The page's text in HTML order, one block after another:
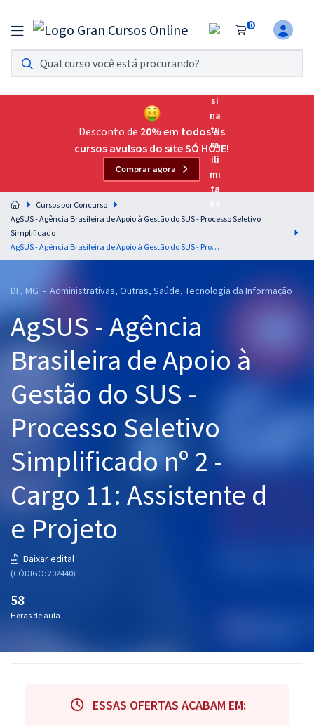
0
Assinatura Ilimitada 11
Acesso a todos os cursos. Teste grátis por 7 dias!
Assinatura OAB Até Passar
Acesso ilimitado a toda preparação para o Exame da
Residências Multiprofissionais
Preparação completa e intensiva para as principais
residências em saúde do Brasil
Concursos
Pós
Graduação
OAB
Mentorias
Questões grátis
Conteúdo gratuito
Desconto de 20% em todos os
cursos avulsos do site SÓ HOJE!
Comprar agora
Cursos por Concurso
AgSUS - Agência Brasileira de Apoio à Gestão do SUS - Processo Seletivo
Simplificado
AgSUS - Agência Brasileira de Apoio à Gestão do SUS - Processo Seletivo Simplificado nº 2 - Cargo 11: Assistente de Projeto
DF, MG - Administrativas, Outras, Saúde, Tecnologia da Informação
AgSUS - Agência
Brasileira de Apoio à
Gestão do SUS -
Processo Seletivo
Simplificado nº 2 -
Cargo 11: Assistente d
e Projeto
Baixar edital
(CÓDIGO: 202440)
58
Horas de aula
ESSAS OFERTAS ACABAM EM: